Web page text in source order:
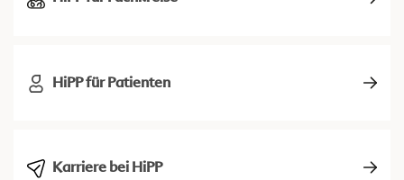
HiPP für Patienten
Karriere bei HiPP